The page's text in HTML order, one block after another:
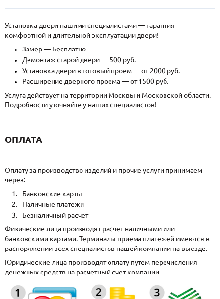
Установка двери нашими специалистами — гарантия
комфортной и длительной эксплуатации двери!
Замер — Бесплатно
Демонтаж старой двери — 500 руб.
Установка двери в готовый проем — от 2000 руб.
Расширение дверного проема — от 1500 руб.
Услуга действует на территории Москвы и Московской области.
Подробности уточняйте у наших специалистов!
ОПЛАТА
Оплату за производство изделий и прочие услуги принимаем
через:
Банковские карты
Наличные платежи
Безналичный расчет
Физические лица производят расчет наличными или
банковскими картами. Терминалы приема платежей имеются в
распоряжении всех специалистов нашей компании на выезде.
Юридические лица производят оплату путем перечисления
денежных средств на расчетный счет компании.